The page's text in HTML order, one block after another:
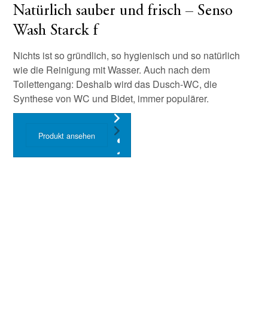
Natürlich sauber und frisch – Senso
Wash Starck f
Nichts ist so gründlich, so hygienisch und so natürlich
wie die Reinigung mit Wasser. Auch nach dem
Toilettengang: Deshalb wird das Dusch-WC, die
Synthese von WC und Bidet, immer populärer.
Produkt ansehen